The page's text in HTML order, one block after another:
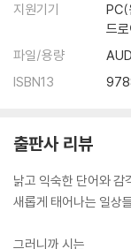
지원기기
PC(
드
파일/용량
ISBN13
출판사 리뷰
낡고 익숙한 단어와 감
새롭게 태어나는 일상
그러니까 시는